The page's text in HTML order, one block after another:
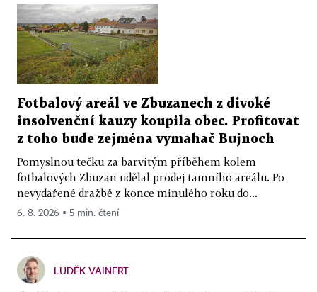
Fotbalový areál ve Zbuzanech z divoké
insolvenční kauzy koupila obec. Profitovat
z toho bude zejména vymahač Bujnoch
Pomyslnou tečku za barvitým příběhem kolem
fotbalových Zbuzan udělal prodej tamního areálu. Po
nevydařené dražbě z konce minulého roku do...
6. 8. 2026 ▪ 5 min. čtení
LUDĚK VAINERT